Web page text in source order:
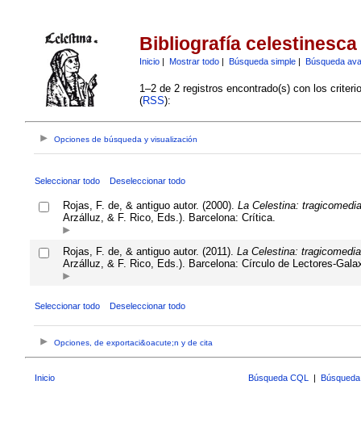
Bibliografía celestinesca
Inicio| Mostrar todo| Búsqueda simple| Búsqueda
1–2 de 2 registros encontrado(s) con los
(RSS):
Opciones de búsqueda y visualización
Seleccionar todo Deseleccionar todo
Rojas, F. de, & antiguo autor. (2000). La Celestina:
Arzálluz, & F. Rico, Eds.). Barcelona: Crítica.
Rojas, F. de, & antiguo autor. (2011). La Celestina:
Arzálluz, & F. Rico, Eds.). Barcelona: Círculo de Lectores-
Seleccionar todo Deseleccionar todo
Opciones, de exportaci&oacute;n y de cita
Inicio Búsqueda CQL |